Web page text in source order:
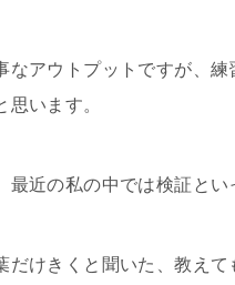
なアウトプットですが、
思います。
最近の私の中では検証と
だけきくと聞いた、教え